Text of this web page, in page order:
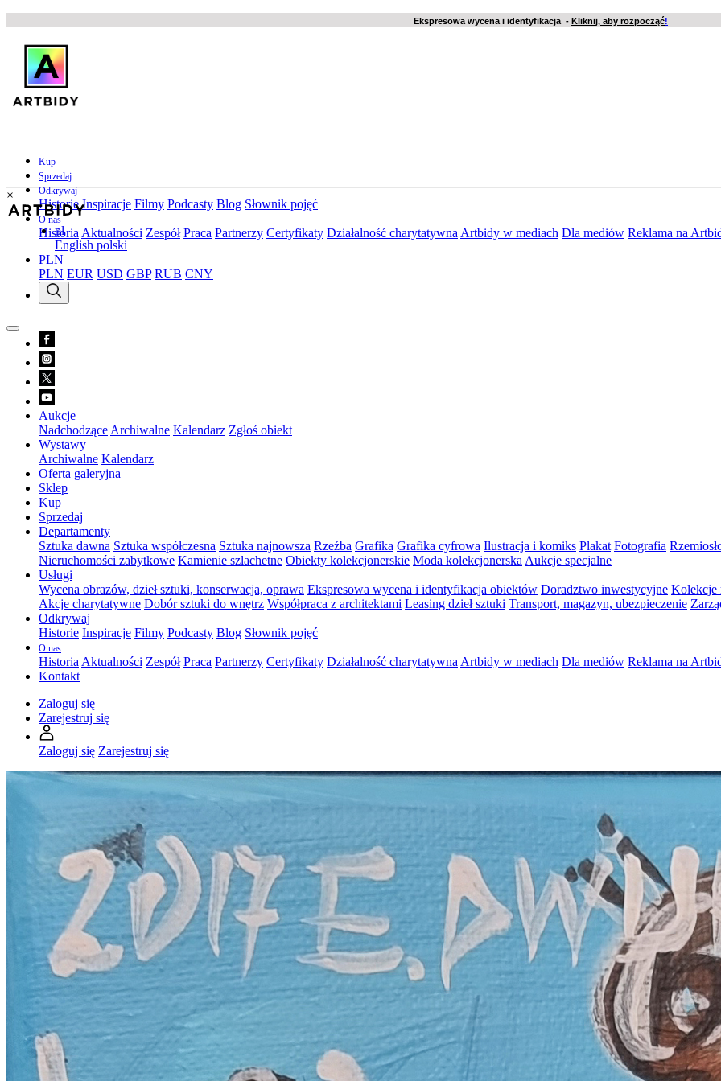
Ekspresowa wycena i identyfikacja - Kliknij, aby rozpocząć!
Kup
Sprzedaj
Odkrywaj
Historie Inspiracje Filmy Podcasty Blog Słownik pojęć
O nas
Historia Aktualności Zespół Praca Partnerzy Certyfikaty Działalność charytatywna Artbidy w mediach Dla mediów Reklama na
×
pl
English polski
PLN
PLN EUR USD GBP RUB CNY
Aukcje
Nadchodzące Archiwalne Kalendarz Zgłoś obiekt
Wystawy
Archiwalne Kalendarz
Oferta galeryjna
Sklep
Kup
Sprzedaj
Departamenty
Sztuka dawna Sztuka współczesna Sztuka najnowsza Rzeźba Grafika Grafika cyfrowa Ilustracja i komiks Plakat Fotografia
Nieruchomości zabytkowe Kamienie szlachetne Obiekty kolekcjonerskie Moda kolekcjonerska Aukcje specjalne
Usługi
Wycena obrazów, dzieł sztuki, konserwacja, oprawa Ekspresowa wycena i identyfikacja obiektów Doradztwo inwestycyjne Kolekcje
Akcje charytatywne Dobór sztuki do wnętrz Współpraca z architektami Leasing dzieł sztuki Transport, magazyn, ubezpieczenie
Odkrywaj
Historie Inspiracje Filmy Podcasty Blog Słownik pojęć
O nas
Historia Aktualności Zespół Praca Partnerzy Certyfikaty Działalność charytatywna Artbidy w mediach Dla mediów Reklama na
Kontakt
Zaloguj się
Zarejestruj się
Zaloguj się Zarejestruj się